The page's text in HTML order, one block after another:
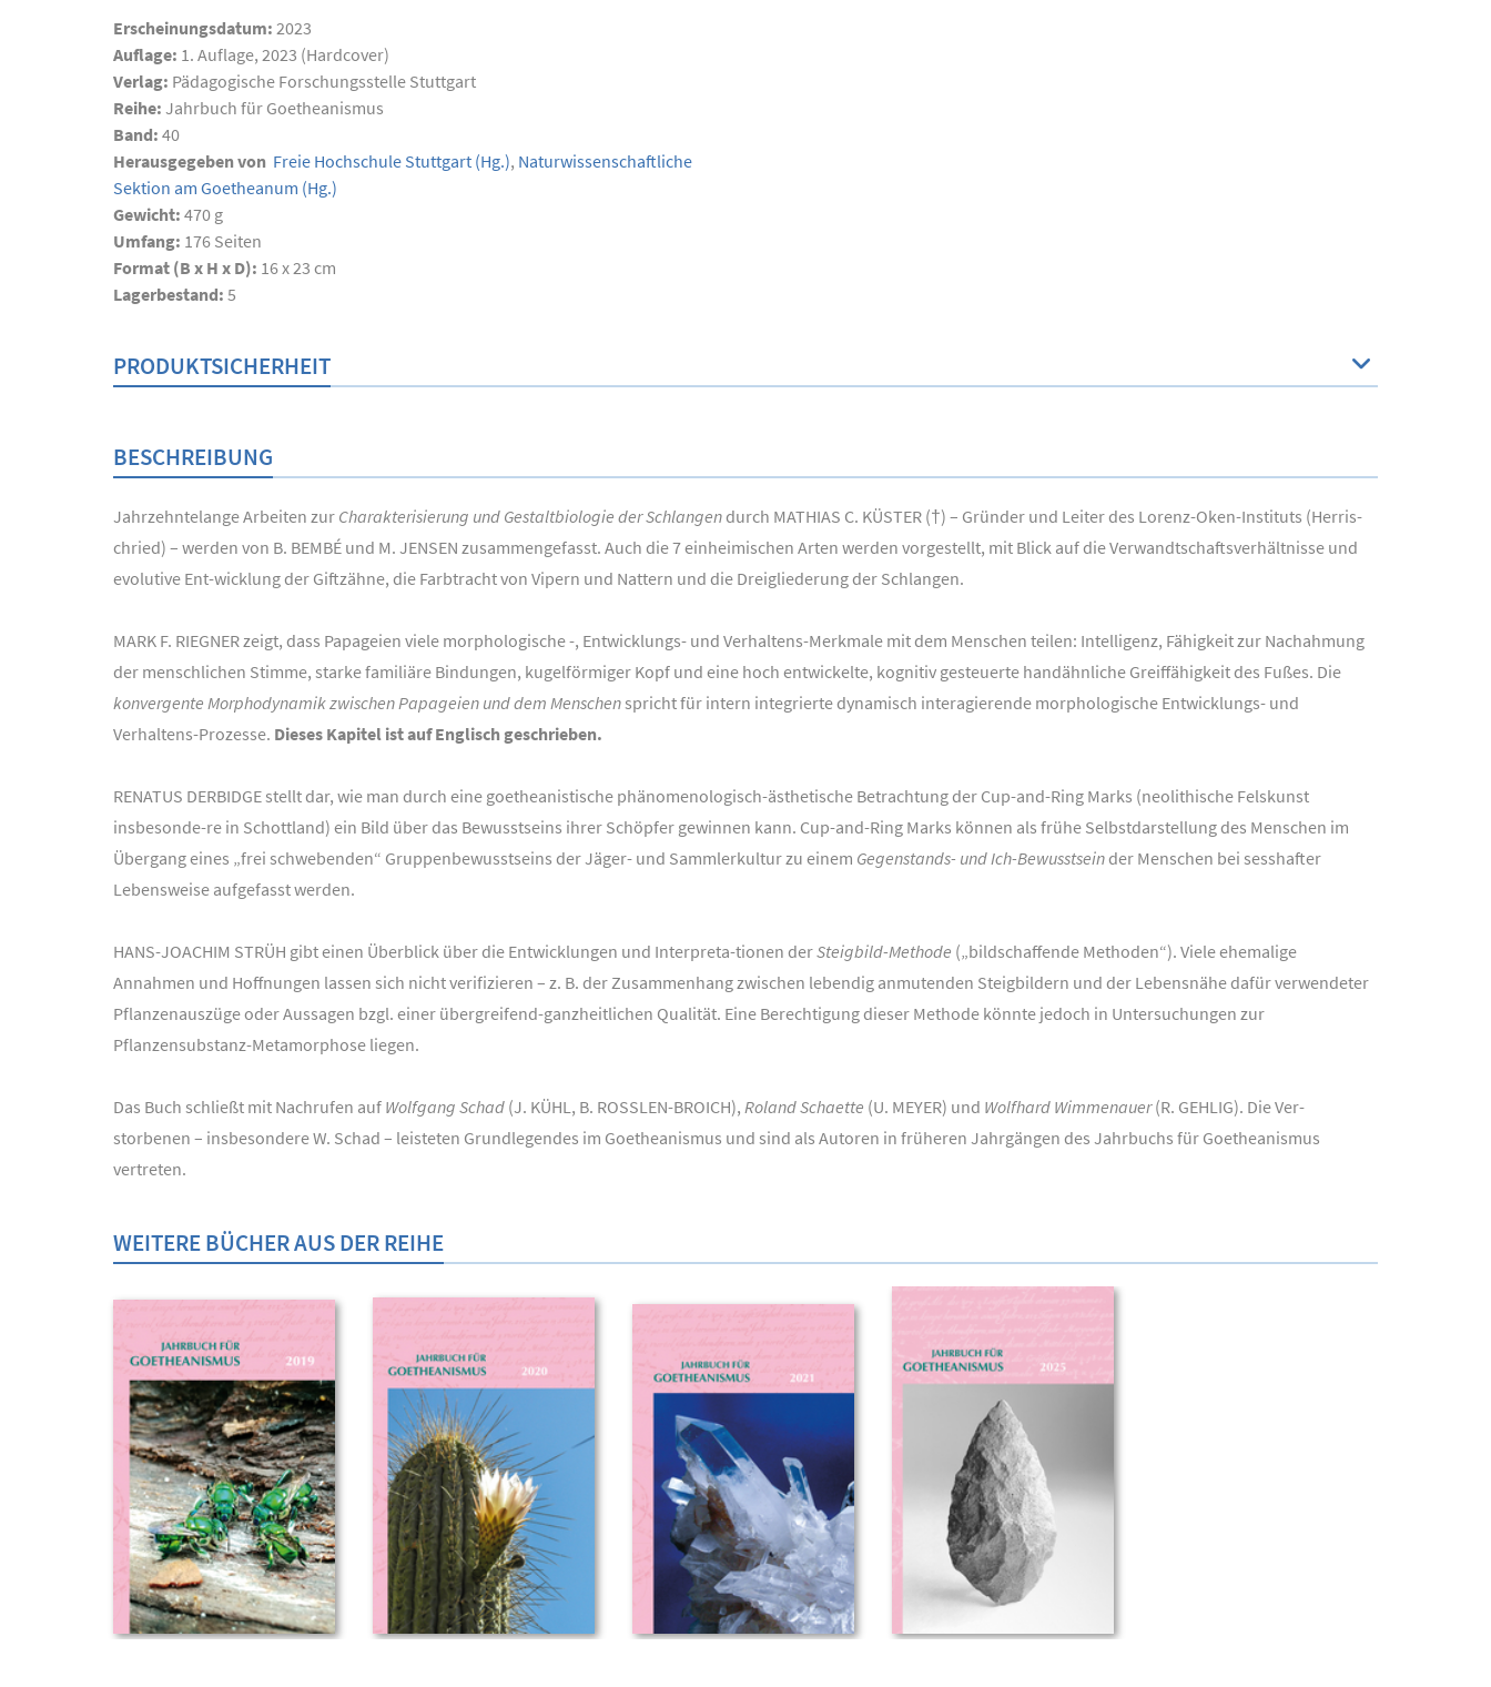
Erscheinungsdatum: 2023
Auflage: 1. Auflage, 2023 (Hardcover)
Verlag: Pädagogische Forschungsstelle Stuttgart
Reihe: Jahrbuch für Goetheanismus
Band: 40
Herausgegeben von Freie Hochschule Stuttgart (Hg.), Naturwissenschaftliche
Sektion am Goetheanum (Hg.)
Gewicht: 470 g
Umfang: 176 Seiten
Format (B x H x D): 16 x 23 cm
Lagerbestand: 5
PRODUKTSICHERHEIT
BESCHREIBUNG
Jahrzehntelange Arbeiten zur Charakterisierung und Gestaltbiologie der Schlangendurch MATHIAS C. KÜSTER (†) – Gründer und Leiter des Lorenz-Oken-Instituts (Herris-
chried) – werden von B. BEMBÉ und M. JENSEN zusammengefasst. Auch die 7 einheimischen Arten werden vorgestellt, mit Blick auf die Verwandtschaftsverhältnisse und
evolutive Ent-wicklung der Giftzähne, die Farbtracht von Vipern und Nattern und die Dreigliederung der Schlangen.
MARK F. RIEGNER zeigt, dass Papageien viele morphologische -, Entwicklungs- und Verhaltens-Merkmale mit dem Menschen teilen: Intelligenz, Fähigkeit zur Nachahmung
der menschlichen Stimme, starke familiäre Bindungen, kugelförmiger Kopf und eine hoch entwickelte, kognitiv gesteuerte handähnliche Greiffähigkeit des Fußes. Die
konvergente Morphodynamik zwischen Papageien und dem Menschenspricht für intern integrierte dynamisch interagierende morphologische Entwicklungs- und
Verhaltens-Prozesse. Dieses Kapitel ist auf Englisch geschrieben.
RENATUS DERBIDGE stellt dar, wie man durch eine goetheanistische phänomenologisch-ästhetische Betrachtung der Cup-and-Ring Marks (neolithische Felskunst
insbesonde-re in Schottland) ein Bild über das Bewusstseins ihrer Schöpfer gewinnen kann. Cup-and-Ring Marks können als frühe Selbstdarstellung des Menschen im
Übergang eines „frei schwebenden“ Gruppenbewusstseins der Jäger- und Sammlerkultur zu einem Gegenstands- und Ich-Bewusstseinder Menschen bei sesshafter
Lebensweise aufgefasst werden.
HANS-JOACHIM STRÜH gibt einen Überblick über die Entwicklungen und Interpreta-tionen derSteigbild-Methode („bildschaffende Methoden“). Viele ehemalige
Annahmen und Hoffnungen lassen sich nicht verifizieren – z. B. der Zusammenhang zwischen lebendig anmutenden Steigbildern und der Lebensnähe dafür verwendeter
Pflanzenauszüge oder Aussagen bzgl. einer übergreifend-ganzheitlichen Qualität. Eine Berechtigung dieser Methode könnte jedoch in Untersuchungen zur
Pflanzensubstanz-Metamorphose liegen.
Das Buch schließt mit Nachrufen auf Wolfgang Schad (J. KÜHL, B. ROSSLEN-BROICH), Roland Schaette (U. MEYER) und Wolfhard Wimmenauer(R. GEHLIG). Die Ver-
storbenen – insbesondere W. Schad – leisteten Grundlegendes im Goetheanismus und sind als Autoren in früheren Jahrgängen des Jahrbuchs für Goetheanismus
vertreten.
WEITERE BÜCHER AUS DER REIHE